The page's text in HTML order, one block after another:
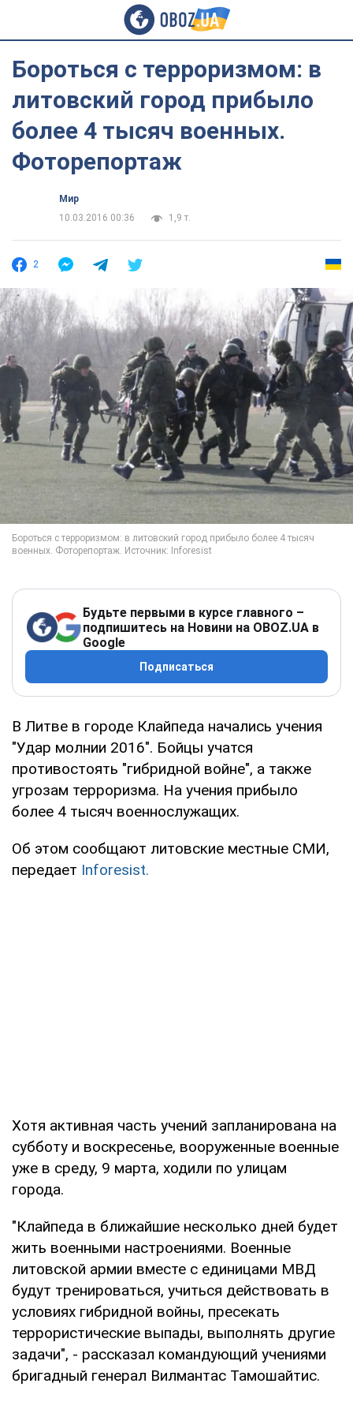
Бороться с терроризмом: в
литовский город прибыло
более 4 тысяч военных.
Фоторепортаж
Мир
10.03.2016 00:36
1,9 т.
2
Будьте первыми в курсе главного –
подпишитесь на Новини на OBOZ.UA в
Google
Подписаться
В Литве в городе Клайпеда начались учения
"Удар молнии 2016". Бойцы учатся
противостоять "гибридной войне", а также
угрозам терроризма. На учения прибыло
более 4 тысяч военнослужащих.
Об этом сообщают литовские местные СМИ,
передает Inforesist.
Хотя активная часть учений запланирована на
субботу и воскресенье, вооруженные военные
уже в среду, 9 марта, ходили по улицам
города.
"Клайпеда в ближайшие несколько дней будет
жить военными настроениями. Военные
литовской армии вместе с единицами МВД
будут тренироваться, учиться действовать в
условиях гибридной войны, пресекать
террористические выпады, выполнять другие
задачи", - рассказал командующий учениями
бригадный генерал Вилмантас Тамошайтис.